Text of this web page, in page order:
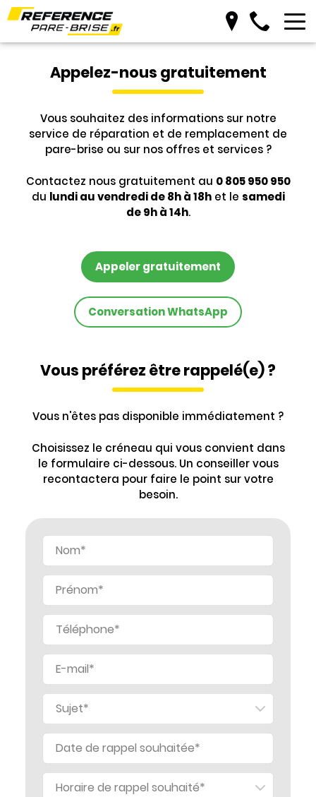
Appelez-nous gratuitement
Vous souhaitez des informations sur notre
service de réparation et de remplacement de
pare-brise ou sur nos offres et services ?
Contactez nous gratuitement au 0 805 950 950
du lundi au vendredi de 8h à 18het le samedi
de 9h à 14h.
Appeler gratuitement
Conversation WhatsApp
Vous préférez être rappelé(e) ?
Vous n'êtes pas disponible immédiatement ?
Choisissez le créneau qui vous convient dans
le formulaire ci-dessous. Un conseiller vous
recontactera pour faire le point sur votre
besoin.